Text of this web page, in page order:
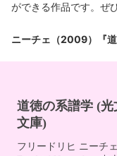
ができる作品です。ぜ
ニーチェ（2009）『